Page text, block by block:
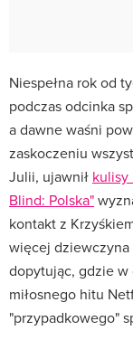
Niespełna rok od
podczas odcinka
a dawne waśni
zaskoczeniu
Julii, ujawnił kulisy
Blind: Polska"
kontakt z
więcej dziewczyna
dopytując, gdzie
miłosnego hitu
"przypadkowego"